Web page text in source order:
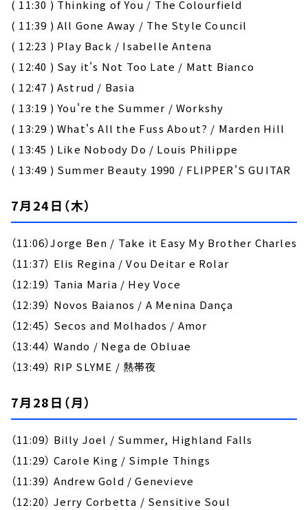
( 11:30 ) Thinking of You / The Colourfield
( 11:39 ) All Gone Away / The Style Council
( 12:23 ) Play Back / Isabelle Antena
( 12:40 ) Say it's Not Too Late / Matt Bianco
( 12:47 ) Astrud / Basia
( 13:19 ) You're the Summer / Workshy
( 13:29 ) What's All the Fuss About? / Marden Hill
( 13:45 ) Like Nobody Do / Louis Philippe
( 13:49 ) Summer Beauty 1990 / FLIPPER'S GUITAR
7月24日（木）
（11:06）Jorge Ben / Take it Easy My Brother Charles
（11:37） Elis Regina / Vou Deitar e Rolar
（12:19） Tania Maria / Hey Voce
（12:39） Novos Baianos / A Menina Dança
（12:45） Secos and Molhados / Amor
（13:44） Wando / Nega de Obluae
（13:49） RIP SLYME / 熱帯夜
7月28日（月）
（11:09） Billy Joel / Summer, Highland Falls
（11:29） Carole King / Simple Things
（11:39） Andrew Gold / Genevieve
（12:20） Jerry Corbetta / Sensitive Soul